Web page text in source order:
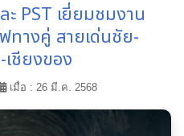
PST เยี่ยมชมงาน
ทางคู่ สายเด่นชัย-
เชียงของ
เมื่อ : 26 มี.ค. 2568